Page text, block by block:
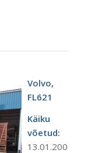
Volvo,
FL621
Käiku
võetud:
13.01.2000